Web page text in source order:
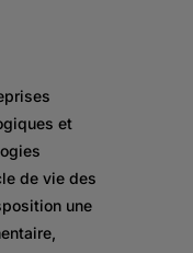
et
de vie des
une